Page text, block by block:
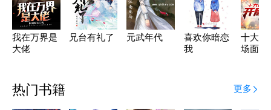
我在万界是
大佬
兄台有礼了 元武年代
喜欢你暗恋
我
十大动
场面：
热门书籍 更多